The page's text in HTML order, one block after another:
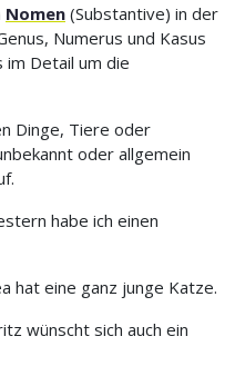
Nomen (Substantive) in der
Numerus und Kasus
Detail um die
Dinge, Tiere oder
oder allgemein
habe ich einen
hat eine ganz junge Katze.
wünscht sich auch ein